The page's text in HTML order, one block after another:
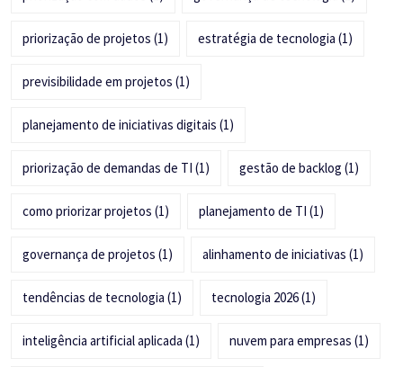
priorização de projetos (1) estratégia de tecnologia (1)
previsibilidade em projetos (1)
planejamento de iniciativas digitais (1)
priorização de demandas de TI (1) gestão de backlog (1)
como priorizar projetos (1) planejamento de TI (1)
governança de projetos (1) alinhamento de iniciativas (1)
tendências de tecnologia (1) tecnologia 2026(1)
inteligência artificial aplicada (1) nuvem para empresas (1)